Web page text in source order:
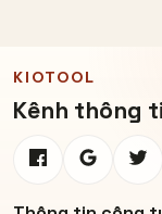
KIOTOOL
Kênh thông